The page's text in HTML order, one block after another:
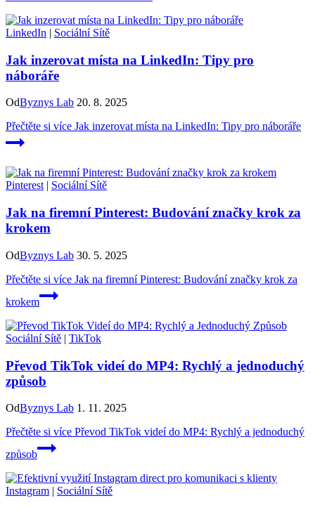
LinkedIn | Sociální Sítě
Jak inzerovat místa na LinkedIn: Tipy pro
náboráře
OdByznys Lab 20. 8. 2025
Přečtěte si více Jak inzerovat místa na LinkedIn: Tipy pro náboráře
Pinterest| Sociální Sítě
Jak na firemní Pinterest: Budování značky krok za
krokem
OdByznys Lab 30. 5. 2025
Přečtěte si více Jak na firemní Pinterest: Budování značky krok za
krokem
Sociální Sítě | TikTok
Převod TikTok videí do MP4: Rychlý a jednoduchý
způsob
OdByznys Lab 1. 11. 2025
Přečtěte si více Převod TikTok videí do MP4: Rychlý a jednoduchý
způsob
Instagram | Sociální Sítě